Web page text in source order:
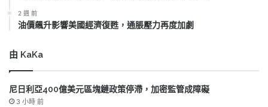
2 週 前
油價飆升影響美國經濟復甦，通脹壓力再度加劇
由 KaKa
尼日利亞400億美元區塊鏈政策停滯，加密監管成障礙
3 小時 前